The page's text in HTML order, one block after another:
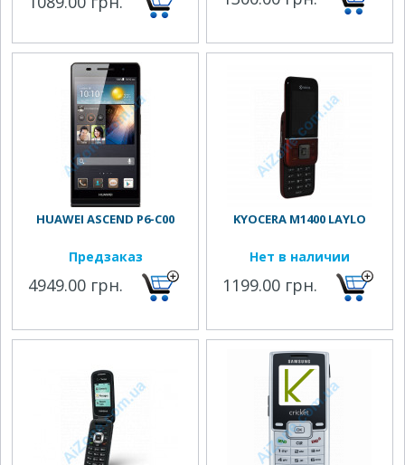
HUAWEI ASCEND P6-C00
Предзаказ
4949.00 грн.
KYOCERA M1400 LAYLO
Нет в наличии
1199.00 грн.